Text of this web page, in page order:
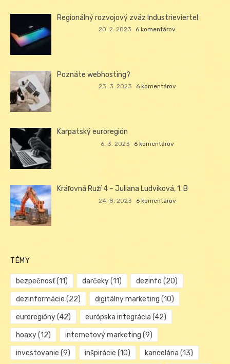
Regionálný rozvojový zväz Industrieviertel
20. 2. 2023 6 komentárov
Poznáte webhosting?
23. 3. 2023 6 komentárov
Karpatský euroregión
6. 3. 2023 6 komentárov
Kráľovná Ruží 4 – Juliana Ludviková, 1. B
24. 8. 2023 6 komentárov
TÉMY
bezpečnosť(11) darčeky(11) dezinfo (20)
dezinformácie (22) digitálny marketing (10)
euroregióny(42) európska integrácia (42)
hoaxy(12) internetový marketing (9)
investovanie (9) inšpirácie (10) kancelária (13)